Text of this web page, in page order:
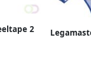
2
cm